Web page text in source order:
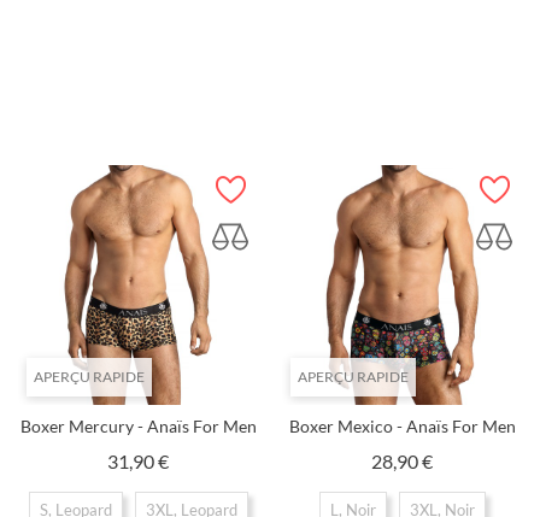
APERÇU RAPIDE
Boxer Mercury - Anaïs For Men
31,90 €Prix
S, Leopard 3XL, Leopard
APERÇU RAPIDE
Boxer Mexico - Anaïs For Men
28,90 €Prix
L, Noir 3XL, Noir